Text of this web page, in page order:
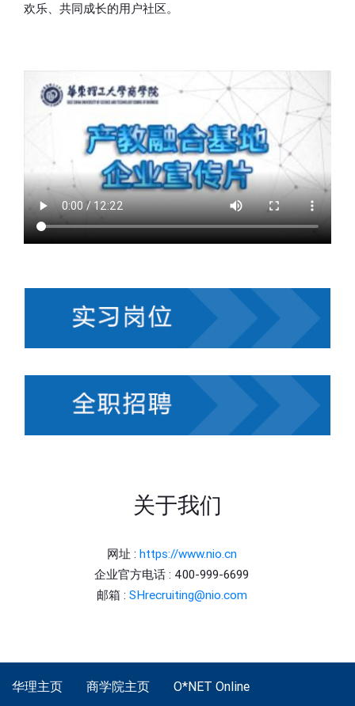
欢乐、共同成长的用户社区。
关于我们
网址 : https://www.nio.cn
企业官方电话 : 400-999-6699
邮箱 : SHrecruiting@nio.com
华理主页 商学院主页 O*NET Online